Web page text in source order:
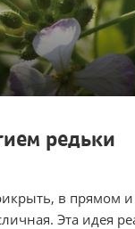
редьки
, в прямом
Эта идея